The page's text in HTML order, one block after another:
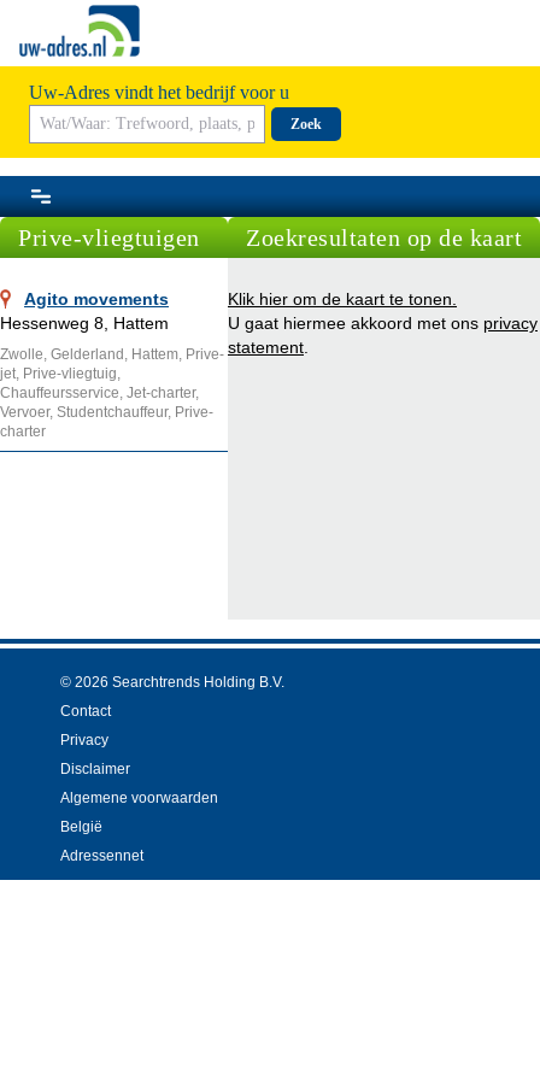
Uw-Adres vindt het bedrijf voor u
Zoek
Prive-vliegtuigen
Agito movements
Hessenweg 8, Hattem
Zwolle, Gelderland, Hattem, Prive-
jet, Prive-vliegtuig,
Chauffeursservice, Jet-charter,
Vervoer, Studentchauffeur, Prive-
charter
Zoekresultaten op de kaart
Klik hier om de kaart te tonen.
U gaat hiermee akkoord met ons privacy
statement
© 2026 Searchtrends Holding B.V.
Contact
Privacy
Disclaimer
Algemene voorwaarden
België
Adressennet